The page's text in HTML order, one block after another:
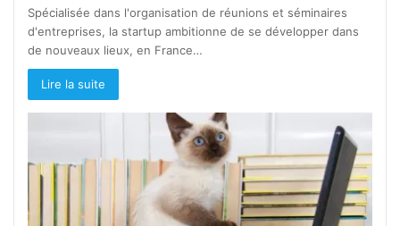
Spécialisée dans l'organisation de réunions et séminaires
d'entreprises, la startup ambitionne de se développer dans
de nouveaux lieux, en France…
Lire la suite